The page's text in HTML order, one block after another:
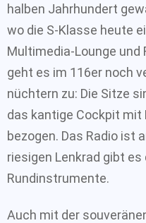
halben Jahrhundert
wo die S-Klasse heute
Multimedia-Lounge
geht es im 116er noch
nüchtern zu: Die Sitze
das kantige Cockpit mit
bezogen. Das Radio ist
riesigen Lenkrad gibt es
Rundinstrumente.
Auch mit der